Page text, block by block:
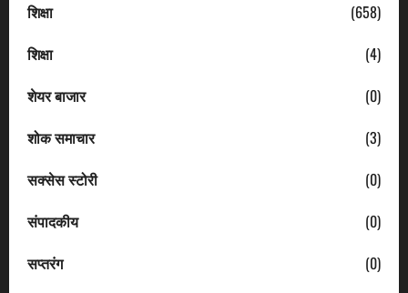
शिक्षा
(658)
शिक्षा
(4)
शेयर बाजार
(0)
शोक समाचार
(3)
सक्सेस स्टोरी
(0)
संपादकीय
(0)
सप्तरंग
(0)